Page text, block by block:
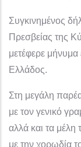
Συγκινημένος
Πρεσβείας της
μετέφερε
Ελλάδος.
Στη μεγάλη
με τον γενικό
αλλά και τα
με την χορωδία